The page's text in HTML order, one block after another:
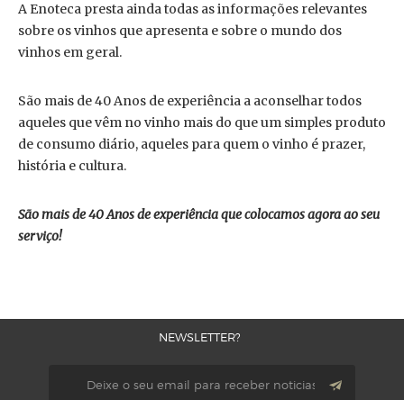
A Enoteca presta ainda todas as informações relevantes
sobre os vinhos que apresenta e sobre o mundo dos
vinhos em geral.
São mais de 40 Anos de experiência a aconselhar todos
aqueles que vêm no vinho mais do que um simples produto
de consumo diário, aqueles para quem o vinho é prazer,
história e cultura.
São mais de 40 Anos de experiência que colocamos agora ao seu
serviço!
NEWSLETTER?